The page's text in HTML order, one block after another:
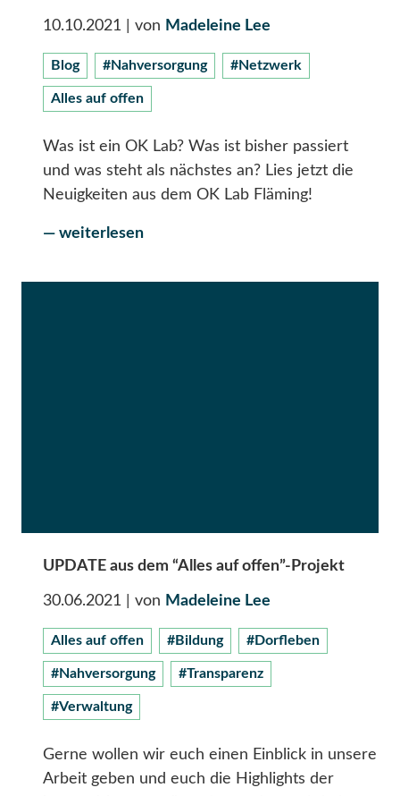
10.10.2021 | von Madeleine Lee
Blog #Nahversorgung #Netzwerk
Alles auf offen
Was ist ein OK Lab? Was ist bisher passiert
und was steht als nächstes an? Lies jetzt die
Neuigkeiten aus dem OK Lab Fläming!
— weiterlesen
UPDATE aus dem “Alles auf offen”-Projekt
30.06.2021 | von Madeleine Lee
Alles auf offen #Bildung #Dorfleben
#Nahversorgung #Transparenz
#Verwaltung
Gerne wollen wir euch einen Einblick in unsere
Arbeit geben und euch die Highlights der